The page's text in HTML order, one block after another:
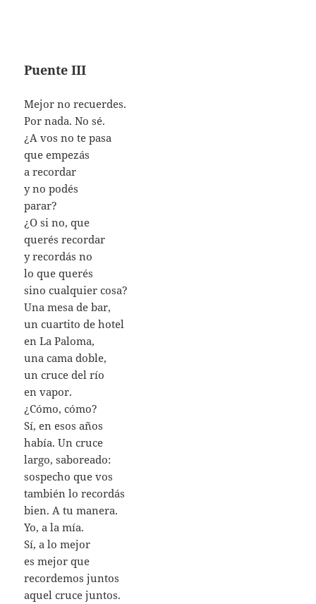
Puente III
Mejor no recuerdes.
Por nada. No sé.
¿A vos no te pasa
que empezás
a recordar
y no podés
parar?
¿O si no, que
querés recordar
y recordás no
lo que querés
sino cualquier cosa?
Una mesa de bar,
un cuartito de hotel
en La Paloma,
una cama doble,
un cruce del río
en vapor.
¿Cómo, cómo?
Sí, en esos años
había. Un cruce
largo, saboreado:
sospecho que vos
también lo recordás
bien. A tu manera.
Yo, a la mía.
Sí, a lo mejor
es mejor que
recordemos juntos
aquel cruce juntos.